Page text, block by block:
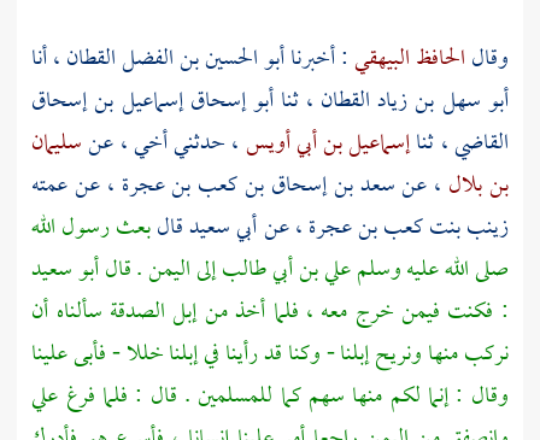
وقالالحافظ البيهقي: أخبرناأبو الحسين بن الفضل القطان، أنا
أبو سهل بن زياد القطان ، ثناأبو إسحاق إسماعيل بن إسحاق
القاضي، ثناإسماعيل بن أبي أويس، حدثني أخي ، عنسليمان
بن بلال ، عنسعد بن إسحاق بن كعب بن عجرة ، عن عمته
زينب بنت كعب بن عجرة، عنأبي سعيدقالبعث رسول الله
صلى الله عليه وسلمعلي بن أبي طالبإلىاليمن. قالأبو سعيد
: فكنت فيمن خرج معه ، فلما أخذ من إبل الصدقة سألناه أن
نركب منها ونريح إبلنا - وكنا قد رأينا في إبلنا خللا - فأبى علينا
وقال : إنما لكم منها سهم كما للمسلمين . قال : فلما فرغ علي